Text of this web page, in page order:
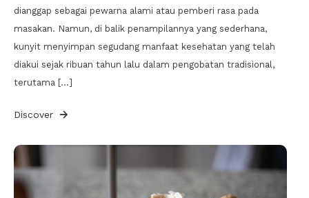
dianggap sebagai pewarna alami atau pemberi rasa pada
masakan. Namun, di balik penampilannya yang sederhana,
kunyit menyimpan segudang manfaat kesehatan yang telah
diakui sejak ribuan tahun lalu dalam pengobatan tradisional,
terutama […]
Discover